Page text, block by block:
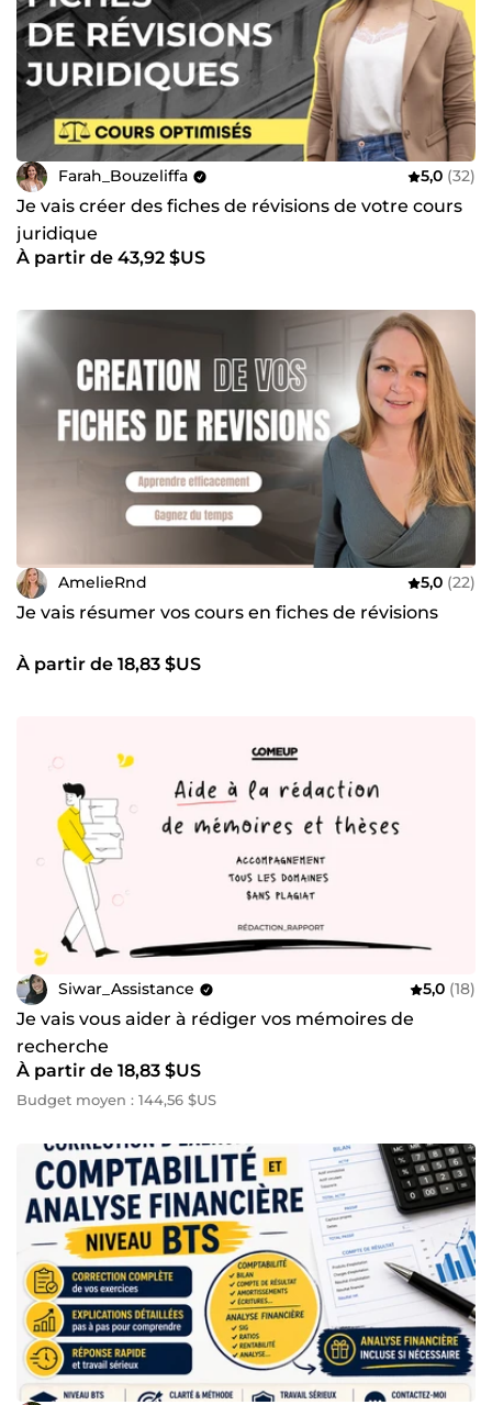
Farah_Bouzeliffa 5,0 (32)
Je vais créer des fiches de révisions de votre cours
juridique
À partir de 43,92 $US
AmelieRnd 5,0 (22)
Je vais résumer vos cours en fiches de révisions
À partir de 18,83 $US
Siwar_Assistance 5,0 (18)
Je vais vous aider à rédiger vos mémoires de
recherche
À partir de 18,83 $US
Budget moyen : 144,56 $US